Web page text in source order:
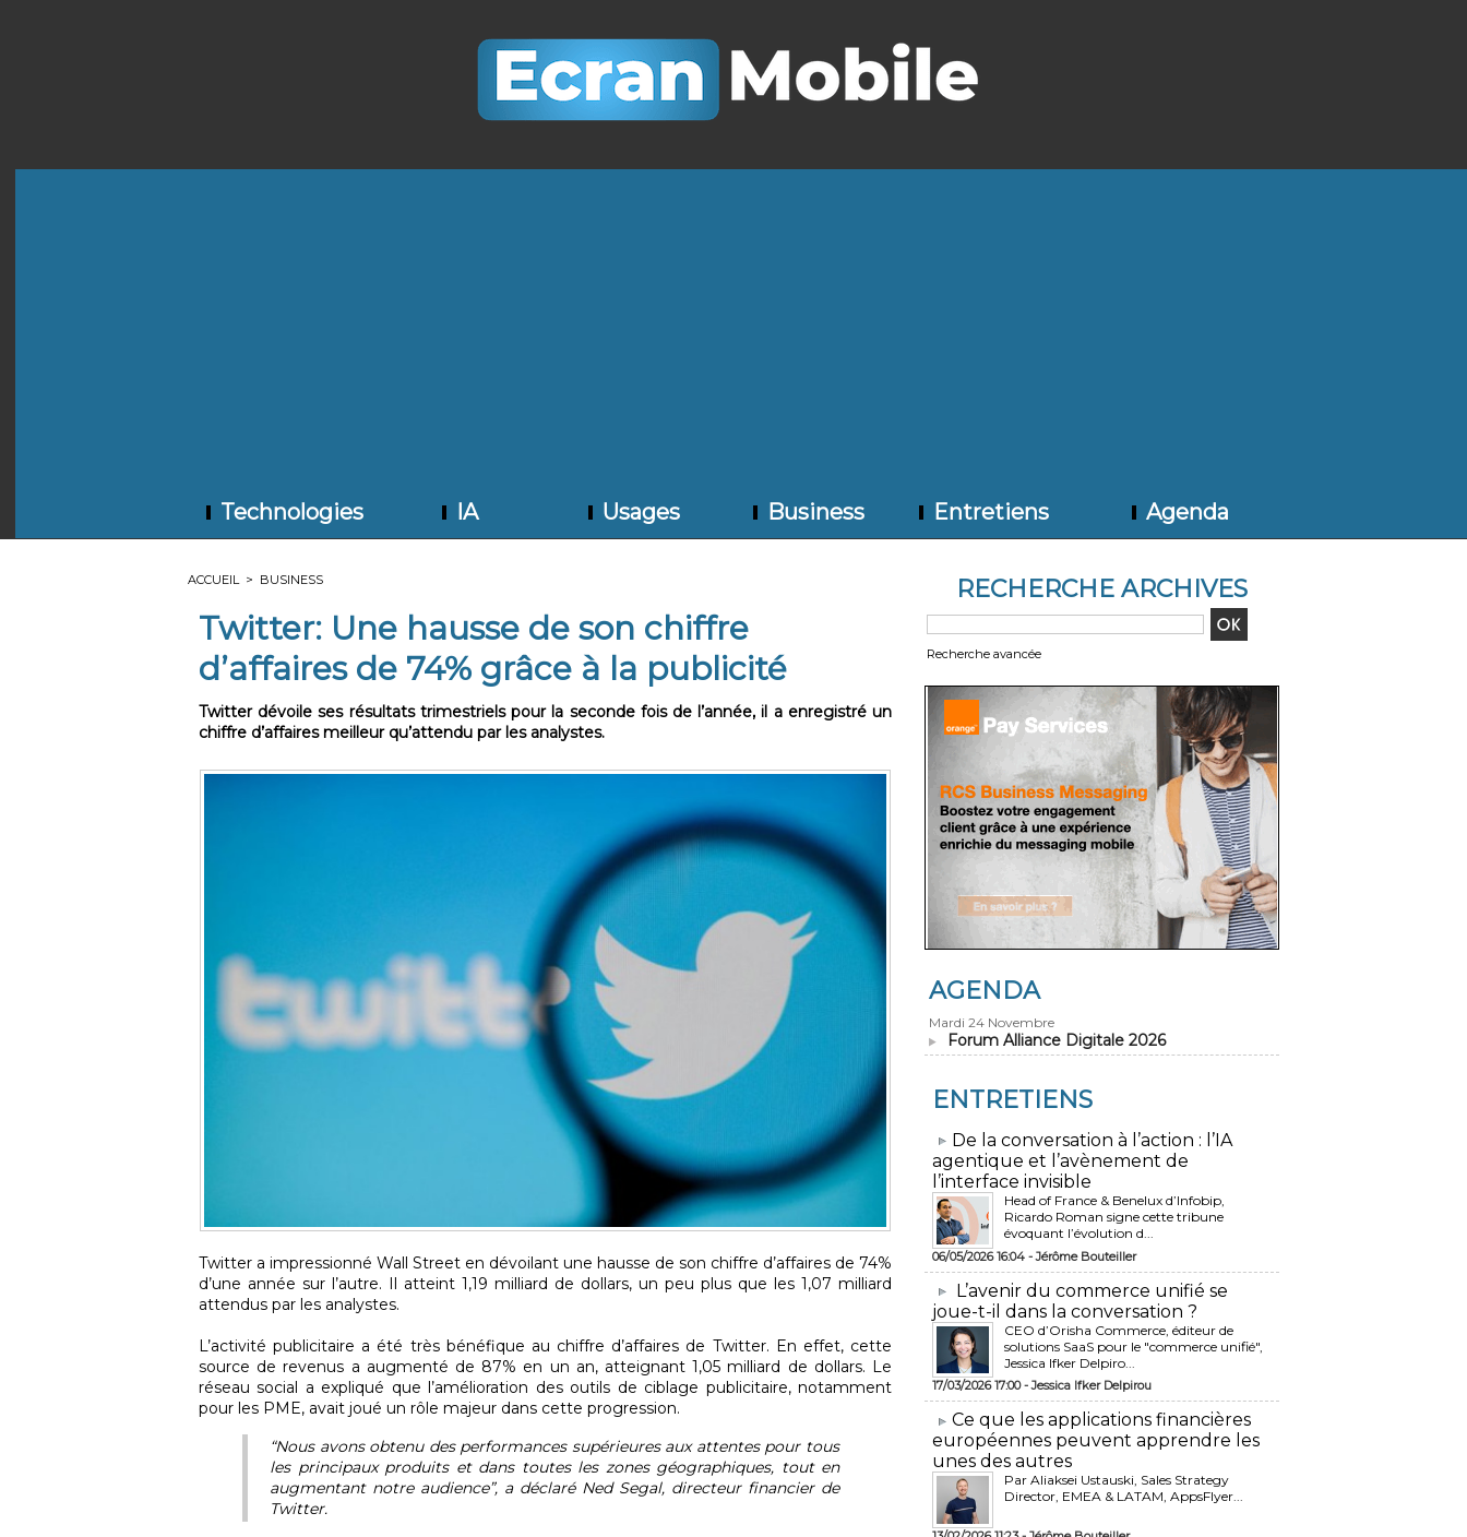
Technologies IA Usages Business Entretiens Agenda
ACCUEIL > BUSINESS
Twitter: Une hausse de son chiffre
d’affaires de 74% grâce à la publicité
Twitter dévoile ses résultats trimestriels pour la seconde fois de l’année, il a enregistré un
chiffre d’affaires meilleur qu’attendu par les analystes.
Twitter a impressionné Wall Street en dévoilant une hausse de son chiffre d’affaires de 74%
d’une année sur l’autre. Il atteint 1,19 milliard de dollars, un peu plus que les 1,07 milliard
attendus par les analystes.
L’activité publicitaire a été très bénéfique au chiffre d’affaires de Twitter. En effet, cette
source de revenus a augmenté de 87% en un an, atteignant 1,05 milliard de dollars. Le
réseau social a expliqué que l’amélioration des outils de ciblage publicitaire, notamment
pour les PME, avait joué un rôle majeur dans cette progression.
“Nous avons obtenu des performances supérieures aux attentes pour tous
les principaux produits et dans toutes les zones géographiques, tout en
augmentant notre audience”, a déclaré Ned Segal, directeur financier de
Twitter.
RECHERCHE ARCHIVES
Recherche avancée
AGENDA
Mardi 24 Novembre
Forum Alliance Digitale 2026
ENTRETIENS
​De la conversation à l’action : l’IA
agentique et l’avènement de
l’interface invisible
Head of France & Benelux d’Infobip,
Ricardo Roman signe cette tribune
évoquant l’évolution d...
06/05/2026 16:04 -Jérôme Bouteiller
L’avenir du commerce unifié se
joue-t-il dans la conversation ?
CEO d’Orisha Commerce, éditeur de
solutions SaaS pour le "commerce unifié",
Jessica Ifker Delpiro...
17/03/2026 17:00 -Jessica Ifker Delpirou
​Ce que les applications financières
européennes peuvent apprendre les
unes des autres
Par Aliaksei Ustauski, Sales Strategy
Director, EMEA & LATAM, AppsFlyer...